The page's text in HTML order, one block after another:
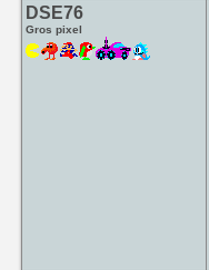
DSE76
Gros pixel